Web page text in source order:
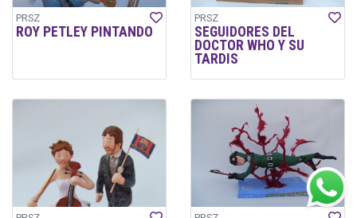
PRSZ
ROY PETLEY PINTANDO
PRSZ
SEGUIDORES DEL
DOCTOR WHO Y SU
TARDIS